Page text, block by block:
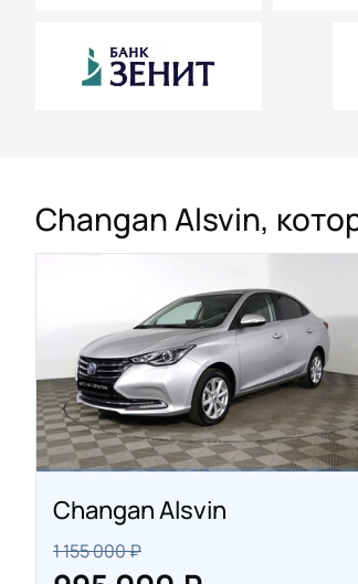
Changan Alsvin,
Changan Alsvin
1 155 000 ₽